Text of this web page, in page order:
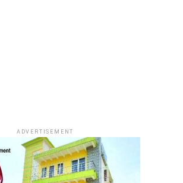
ADVERTISEMENT